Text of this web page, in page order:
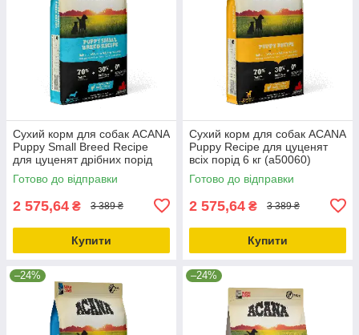
Сухий корм для собак ACANA
Puppy Small Breed Recipe
для цуценят дрібних порід
6.0 кг (a50260)
Готово до відправки
2 575,64 ₴ 3 389 ₴
Купити
Сухий корм для собак ACANA
Puppy Recipe для цуценят
всіх порід 6 кг (a50060)
Готово до відправки
2 575,64 ₴ 3 389 ₴
Купити
–24% –24%